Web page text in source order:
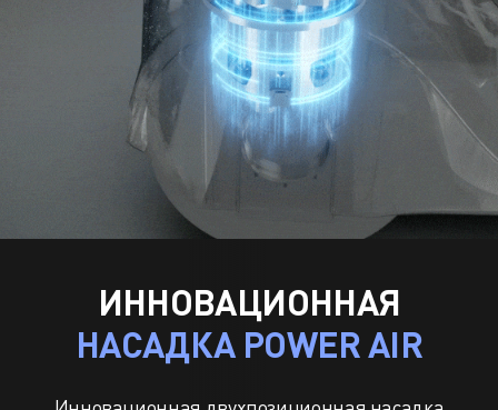
ИННОВАЦИОННАЯ
НАСАДКА POWER AIR